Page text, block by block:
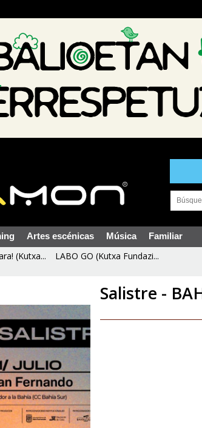
Artes escénicas Música Familiar
(Kutxa... LABO GO (Kutxa Fundazi...
Salistre -